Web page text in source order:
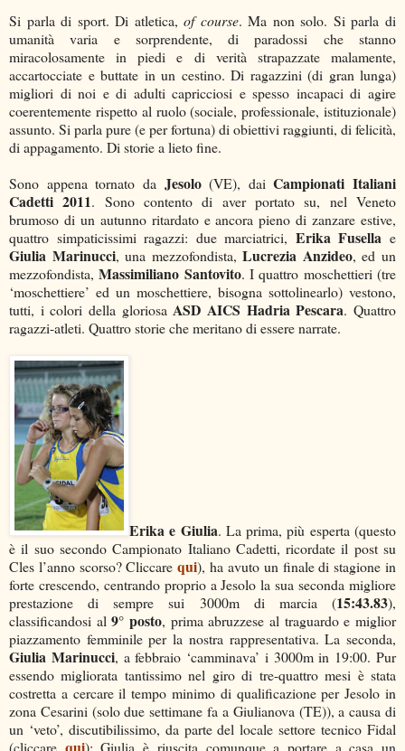
Si parla di sport. Di atletica,of course. Ma non solo. Si parla di
umanità varia e sorprendente, di paradossi che stanno
miracolosamente in piedi e di verità strapazzate malamente,
accartocciate e buttate in un cestino. Di ragazzini (di gran lunga)
migliori di noi e di adulti capricciosi e spesso incapaci di agire
coerentemente rispetto al ruolo (sociale, professionale, istituzionale)
assunto. Si parla pure (e per fortuna) di obiettivi raggiunti, di felicità,
di appagamento. Di storie a lieto fine.
Sono appena tornato da Jesolo(VE), daiCampionati Italiani
Cadetti 2011. Sono contento di aver portato su, nel Veneto
brumoso di un autunno ritardato e ancora pieno di zanzare estive,
quattro simpaticissimi ragazzi: due marciatrici, Erika Fusella e
Giulia Marinucci, una mezzofondista,Lucrezia Anzideo, ed un
mezzofondista,Massimiliano Santovito. I quattro moschettieri (tre
‘moschettiere’ ed un moschettiere, bisogna sottolinearlo) vestono,
tutti, i colori della gloriosa ASD AICS Hadria Pescara. Quattro
ragazzi-atleti. Quattro storie che meritano di essere narrate.
Erika e Giulia. La prima, più esperta (questo
è il suo secondo Campionato Italiano Cadetti, ricordate il post su
Cles l’anno scorso? Cliccarequi), ha avuto un finale di stagione in
forte crescendo, centrando proprio a Jesolo la sua seconda migliore
prestazione di sempre sui 3000m di marcia (15:43.83),
classificandosi al9° posto, prima abruzzese al traguardo e miglior
piazzamento femminile per la nostra rappresentativa. La seconda,
Giulia Marinucci, a febbraio ‘camminava’ i 3000m in 19:00. Pur
essendo migliorata tantissimo nel giro di tre-quattro mesi è stata
costretta a cercare il tempo minimo di qualificazione per Jesolo in
zona Cesarini (solo due settimane fa a Giulianova (TE)), a causa di
un ‘veto’, discutibilissimo, da parte del locale settore tecnico Fidal
(cliccare qui); Giulia è riuscita comunque a portare a casa un